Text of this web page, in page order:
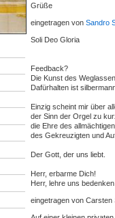
Grüße
eingetragen von Sandro
Soli Deo Gloria
Feedback?
Die Kunst des
Dafürhalten ist
Einzig scheint mir über
der Sinn der Orgel zu
die Ehre des
des Gekreuzigten und
Der Gott, der uns liebt.
Herr, erbarme Dich!
Herr, lehre uns
eingetragen von Carsten